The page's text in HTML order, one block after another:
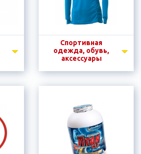
Спортивная
одежда, обувь,
аксессуары